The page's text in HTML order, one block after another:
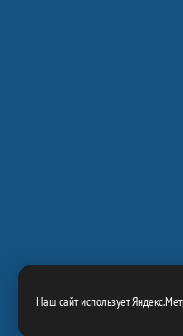
Наш сайт использует